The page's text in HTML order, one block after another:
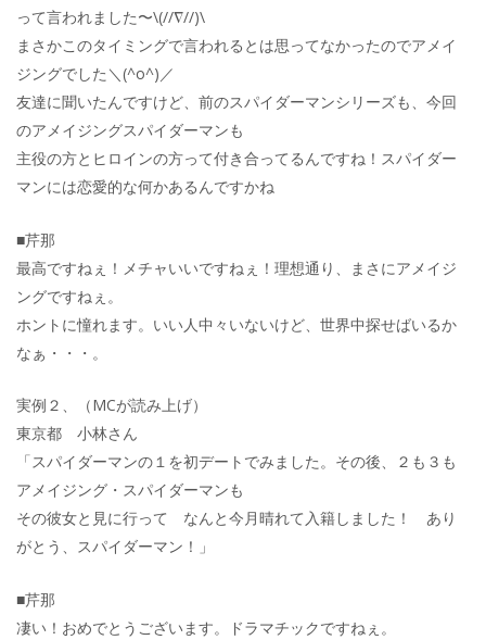
って言われました〜\(//∇//)\
まさかこのタイミングで言われるとは思ってなかったのでアメイ
ジングでした＼(^o^)／
友達に聞いたんですけど、前のスパイダーマンシリーズも、今回
のアメイジングスパイダーマンも
主役の方とヒロインの方って付き合ってるんですね！スパイダー
マンには恋愛的な何かあるんですかね
■芹那
最高ですねぇ！メチャいいですねぇ！理想通り、まさにアメイジ
ングですねぇ。
ホントに憧れます。いい人中々いないけど、世界中探せばいるか
なぁ・・・。
実例２、（MCが読み上げ）
東京都 小林さん
「スパイダーマンの１を初デートでみました。その後、２も３も
アメイジング・スパイダーマンも
その彼女と見に行って なんと今月晴れて入籍しました！ あり
がとう、スパイダーマン！」
■芹那
凄い！おめでとうございます。ドラマチックですねぇ。